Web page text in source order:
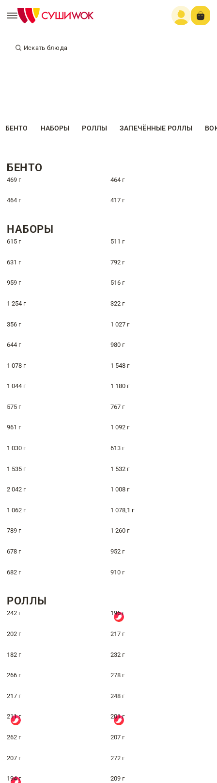
Искать блюда
БЕНТО НАБОРЫ РОЛЛЫ ЗАПЕЧЁННЫЕ РОЛЛЫ
БЕНТО
469 г 464 г
464 г 417 г
НАБОРЫ
615 г 511 г
631 г 792 г
959 г 516 г
1 254 г 322 г
356 г 1 027 г
644 г 980 г
1 078 г 1 548 г
1 044 г 1 180 г
575 г 767 г
961 г 1 092 г
1 030 г 613 г
1 535 г 1 532 г
2 042 г 1 008 г
1 062 г 1 078,1 г
789 г 1 260 г
678 г 952 г
682 г 910 г
РОЛЛЫ
242 г 196 г
202 г 217 г
182 г 232 г
266 г 278 г
217 г 248 г
211 г 201 г
262 г 207 г
207 г 272 г
194 г 209 г